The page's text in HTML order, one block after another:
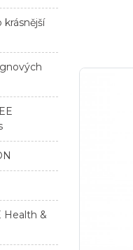
krásnější
Health &